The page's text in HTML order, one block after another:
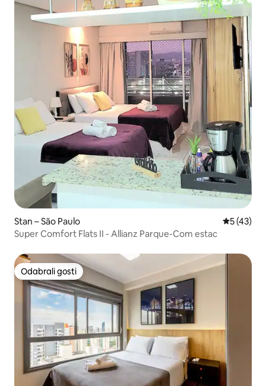
Stan – São Paulo Prosječna
5 (43)
Super Comfort Flats II - Allianz Parque-Com estac
Odabrali gosti
Odabrali gosti